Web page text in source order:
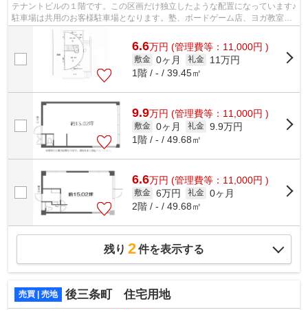
テナントビルの１階です。この区画だけ独立したような配置になっています♪
駐車場は共用のお客様駐車場となります。塾、ボードゲーム店、ヨガ教室や
美容室等が入居されている物件です。
6.6万円 (管理費等：11,000円 )
敷金 0ヶ月 礼金
11万円
1階 / - / 39.45㎡
9.9万円 (管理費等：11,000円 )
敷金 0ヶ月 礼金 9.9万円
1階 / - / 49.68㎡
6.6万円 (管理費等：11,000円 )
敷金 6万円 礼金 0ヶ月
2階 / - / 49.68㎡
残り 2件を表示する
売買 | 売地 後三条町 住宅用地